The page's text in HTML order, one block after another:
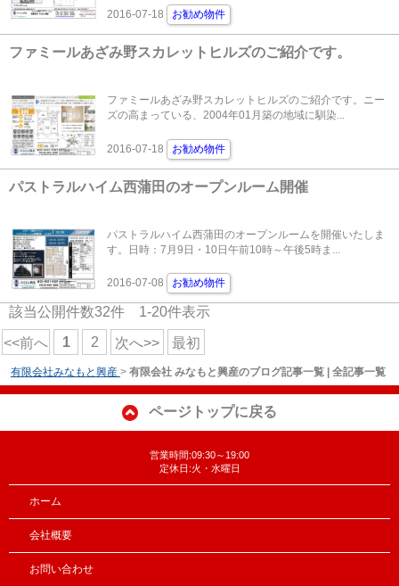
2016-07-18 お勧め物件
ファミールあざみ野スカレットヒルズのご紹介です。
ファミールあざみ野スカレットヒルズのご紹介です。ニー
ズの高まっている、2004年01月築の地域に馴染...
2016-07-18 お勧め物件
パストラルハイム西蒲田のオープンルーム開催
パストラルハイム西蒲田のオープンルームを開催いたしま
す。日時：7月9日・10日午前10時～午後5時ま...
2016-07-08 お勧め物件
該当公開件数32件 1-20件表示
<<前へ 1 2 次へ>> 最初
有限会社みなもと興産 > 有限会社 みなもと興産のブログ記事一覧 | 全記事一覧
ページトップに戻る
営業時間:09:30～19:00
定休日:火・水曜日
ホーム
会社概要
お問い合わせ